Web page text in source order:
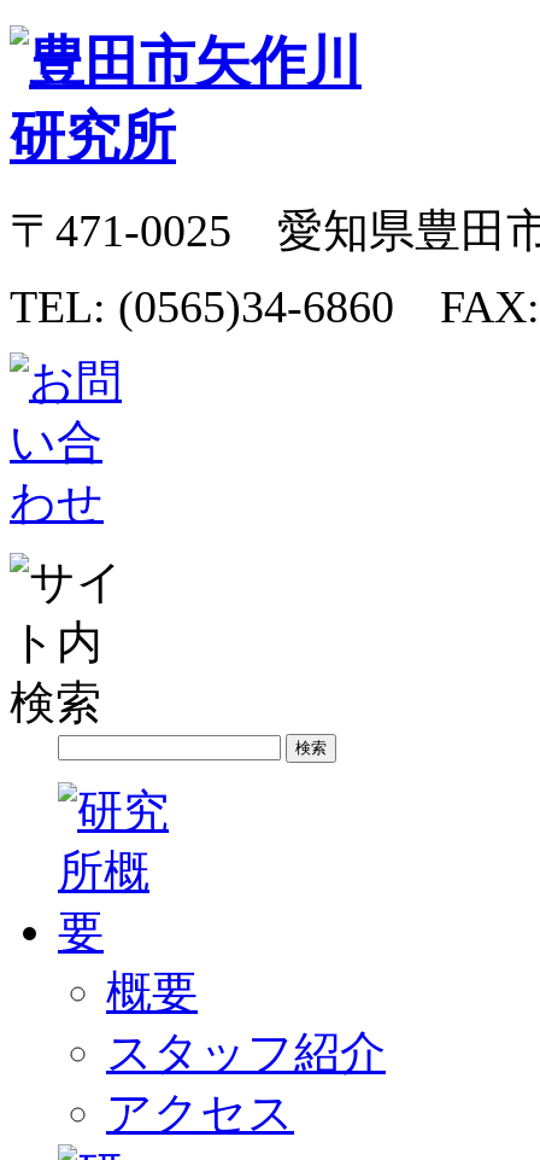
〒471-0025 愛知県豊田
TEL: (0565)34-6860 FAX:
概要
スタッフ紹介
アクセス